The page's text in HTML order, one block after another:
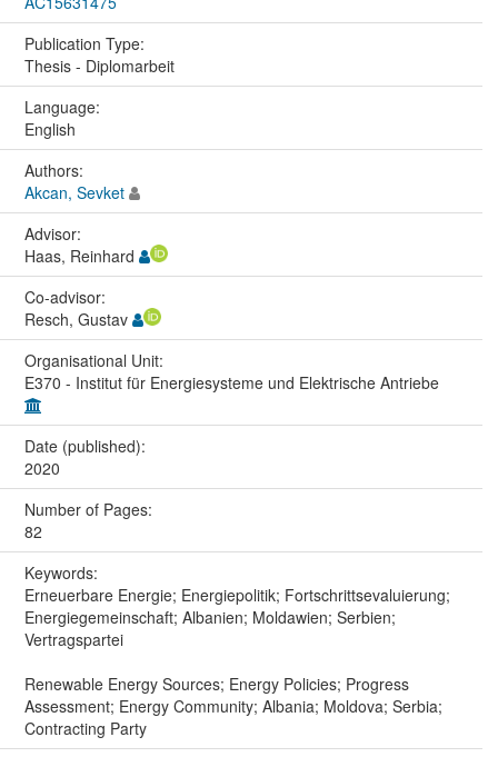
Publication Type:
Thesis - Diplomarbeit
Language:
English
Authors:
Akcan, Sevket
Advisor:
Haas, Reinhard
Co-advisor:
Resch, Gustav
Organisational Unit:
E370 - Institut für Energiesysteme und Elektrische Antriebe
Date (published):
2020
Number of Pages:
82
Keywords:
Erneuerbare Energie; Energiepolitik; Fortschrittsevaluierung;
Energiegemeinschaft; Albanien; Moldawien; Serbien;
Vertragspartei
Renewable Energy Sources; Energy Policies; Progress
Assessment; Energy Community; Albania; Moldova; Serbia;
Contracting Party